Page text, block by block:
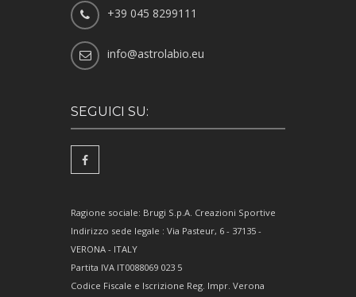
+39 045 8299111
info@astrolabio.eu
SEGUICI SU:
Ragione sociale: Brugi S.p.A. Creazioni Sportive
Indirizzo sede legale : Via Pasteur, 6 - 37135 -
VERONA - ITALY
Partita IVA IT0088069 023 5
Codice Fiscale e Iscrizione Reg. Impr. Verona